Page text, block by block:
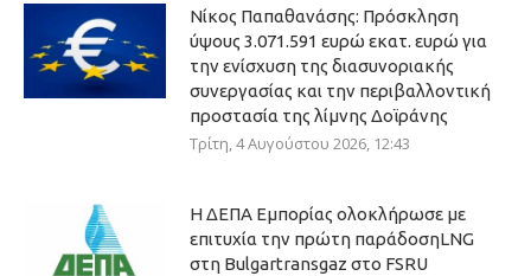
Νίκος Παπαθανάσης: Πρόσκληση
ύψους 3.071.591 ευρώ εκατ. ευρώ για
την ενίσχυση της διασυνοριακής
συνεργασίας και την περιβαλλοντική
προστασία της λίμνης Δοϊράνης
Τρίτη, 4 Αυγούστου 2026, 12:43
Η ΔΕΠΑ Εμπορίας ολοκλήρωσε με
επιτυχία την πρώτη παράδοσηLNG
στη Bulgartransgaz στο FSRU